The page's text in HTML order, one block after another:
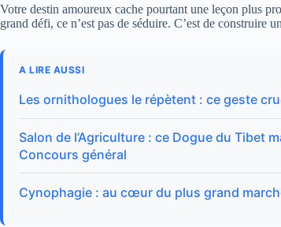
Votre destin amoureux cache pourtant une leçon plus
grand défi, ce n’est pas de séduire. C’est de construire
A LIRE AUSSI
Les ornithologues le répètent : ce geste
Salon de l’Agriculture : ce Dogue du Tibet
Concours général
Cynophagie : au cœur du plus grand